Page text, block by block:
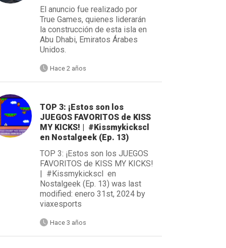
El anuncio fue realizado por
True Games, quienes liderarán
la construcción de esta isla en
Abu Dhabi, Emiratos Árabes
Unidos.
Hace 2 años
TOP 3: ¡Estos son los
JUEGOS FAVORITOS de KISS
MY KICKS! | #Kissmykickscl
en Nostalgeek (Ep. 13)
TOP 3: ¡Estos son los JUEGOS
FAVORITOS de KISS MY KICKS!
| #Kissmykickscl en
Nostalgeek (Ep. 13) was last
modified: enero 31st, 2024 by
viaxesports
Hace 3 años